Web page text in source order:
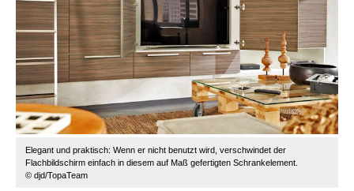
Elegant und praktisch: Wenn er nicht benutzt wird, verschwindet der
Flachbildschirm einfach in diesem auf Maß gefertigten Schrankelement.
© djd/TopaTeam